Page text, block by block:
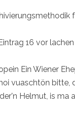
16 vor
Ein Wiener
vuaschtön
Helmut, is ma a